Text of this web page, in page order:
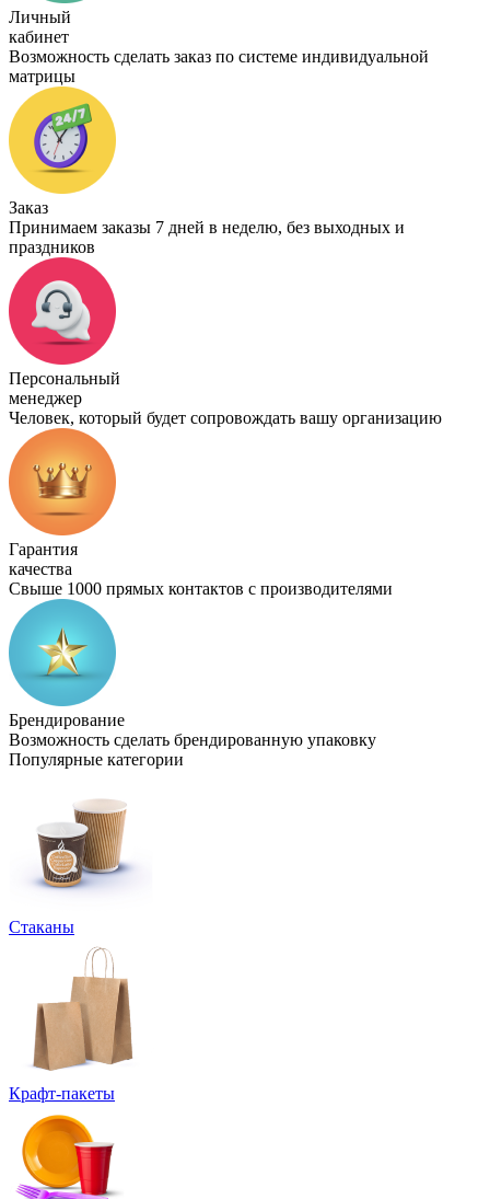
Личный
кабинет
Возможность сделать заказ по системе индивидуальной
матрицы
Заказ
Принимаем заказы 7 дней в неделю, без выходных и
праздников
Персональный
менеджер
Человек, который будет сопровождать вашу организацию
Гарантия
качества
Свыше 1000 прямых контактов с производителями
Брендирование
Возможность сделать брендированную упаковку
Популярные категории
Стаканы
Крафт-пакеты